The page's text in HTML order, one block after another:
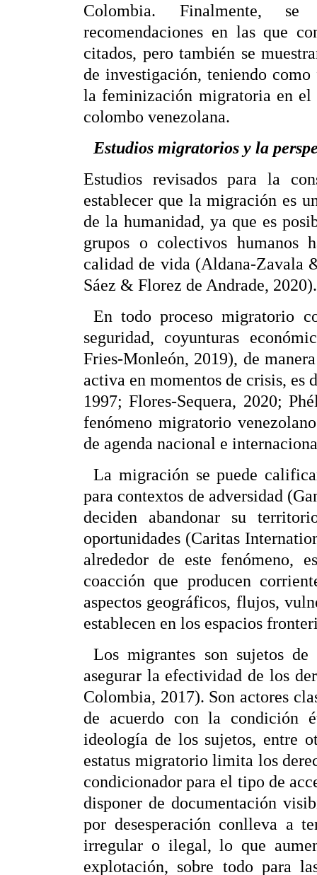
Colombia. Finalmente, se
recomendaciones en las que
citados, pero también se
de investigación, teniendo
la feminización migratoria en
colombo venezolana.
Estudios migratorios y la
Estudios revisados para la
establecer que la migración es
de la humanidad, ya que es
grupos o colectivos humanos
calidad de vida (Aldana-Zavala
Sáez & Florez de Andrade, 2020).
En todo proceso migratorio
seguridad, coyunturas
Fries-Monleón, 2019), de
activa en momentos de crisis, es
1997; Flores-Sequera, 2020;
fenómeno migratorio
de agenda nacional e
La migración se puede
para contextos de adversidad
deciden abandonar su
oportunidades (Caritas
alrededor de este fenómeno,
coacción que producen
aspectos geográficos, flujos,
establecen en los espacios
Los migrantes son sujetos
asegurar la efectividad de los
Colombia, 2017). Son actores
de acuerdo con la condición
ideología de los sujetos, entre
estatus migratorio limita los
condicionador para el tipo de
disponer de documentación
por desesperación conlleva a
irregular o ilegal, lo que
explotación, sobre todo para